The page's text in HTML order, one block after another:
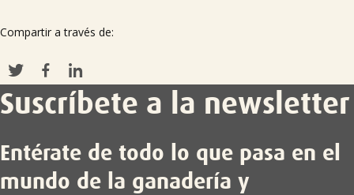
Compartir a través de:
Suscríbete a la newsletter
Entérate de todo lo que pasa en el
mundo de la ganadería y